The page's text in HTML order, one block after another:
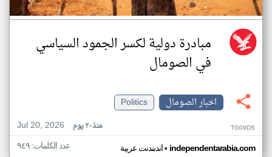
مبادرة دولية لكسر الجمود السياسي
في الصومال
اخبار الصومال
Politics
Jul 20, 2026
منذ ٢٠ يوم TG09DS
اندبندنت عربية• independentarabia.com عدد الكلمات: ٩٤٩